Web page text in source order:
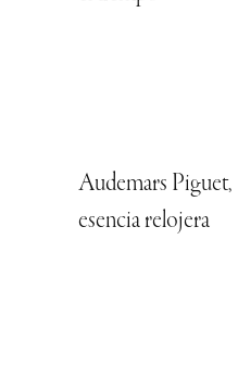
Audemars Piguet,
esencia relojera